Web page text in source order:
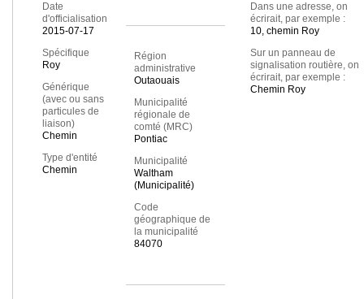
Date
d'officialisation
2015-07-17
Spécifique
Roy
Générique
(avec ou sans
particules de
liaison)
Chemin
Type d'entité
Chemin
Région
administrative
Outaouais
Municipalité
régionale de
comté (MRC)
Pontiac
Municipalité
Waltham
(Municipalité)
Code
géographique de
la municipalité
84070
Dans une adresse, on
écrirait, par exemple :
10, chemin Roy
Sur un panneau de
signalisation routière, on
écrirait, par exemple :
Chemin Roy